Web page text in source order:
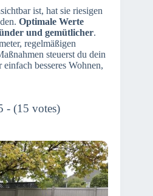
ist, hat sie riesigen
Optimale Werte
und gemütlicher.
regelmäßigen
steuerst du dein
besseres Wohnen,
- (15 votes)